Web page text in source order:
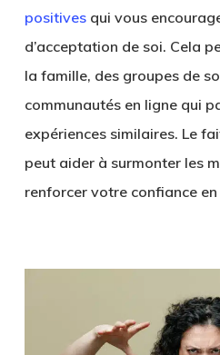
positivesqui vous
d’acceptation de soi. Cela
la famille, des groupes de
communautés en ligne qui
expériences similaires. Le
peut aider à surmonter les
renforcer votre confiance